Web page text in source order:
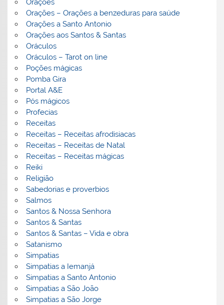
Orações – Orações a benzeduras para saúde
Orações a Santo Antonio
Orações aos Santos & Santas
Oráculos
Oráculos – Tarot on line
Poções mágicas
Pomba Gira
Portal A&E
Pós mágicos
Profecias
Receitas
Receitas – Receitas afrodisiacas
Receitas – Receitas de Natal
Receitas – Receitas mágicas
Reiki
Religião
Sabedorias e proverbios
Salmos
Santos & Nossa Senhora
Santos & Santas
Santos & Santas – Vida e obra
Satanismo
Simpatias
Simpatias a Iemanjá
Simpatias a Santo Antonio
Simpatias a São João
Simpatias a São Jorge